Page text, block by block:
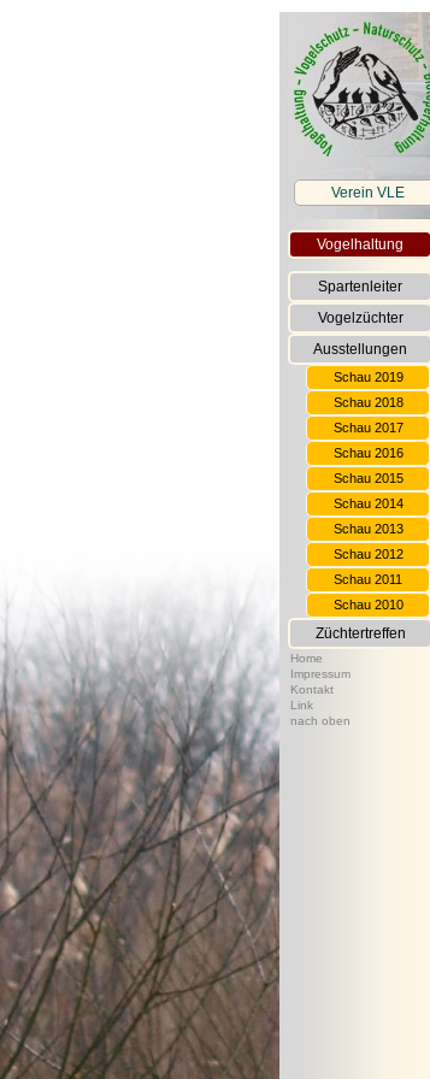
Verein VLE
Vogelhaltung
Spartenleiter
Vogelzüchter
Ausstellungen
Schau 2019
Schau 2018
Schau 2017
Schau 2016
Schau 2015
Schau 2014
Schau 2013
Schau 2012
Schau 2011
Schau 2010
Züchtertreffen
Home
Impressum
Kontakt
Link
nach oben